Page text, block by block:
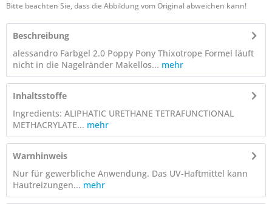
Bitte beachten Sie, dass die Abbildung vom Original abweichen kann!
Beschreibung
alessandro Farbgel 2.0 Poppy Pony Thixotrope Formel läuft
nicht in die Nagelränder Makellos... mehr
Inhaltsstoffe
Ingredients: ALIPHATIC URETHANE TETRAFUNCTIONAL
METHACRYLATE... mehr
Warnhinweis
Nur für gewerbliche Anwendung. Das UV-Haftmittel kann
Hautreizungen... mehr